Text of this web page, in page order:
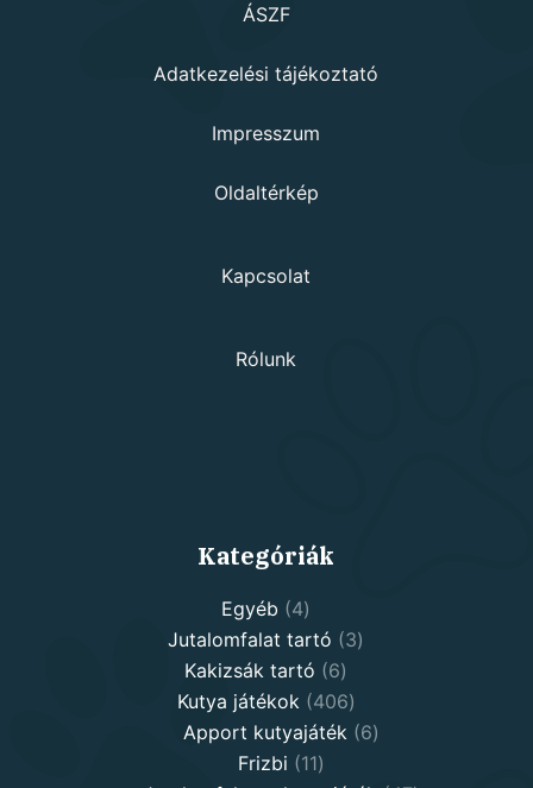
ÁSZF
Adatkezelési tájékoztató
Impresszum
Oldaltérkép
Kapcsolat
Rólunk
Kategóriák
Egyéb 44
products
Jutalomfalat tartó 33
Kakizsák tartó 66
products
Kutya játékok 406406
products
Apport kutyajáték 66
Frizbi 1111